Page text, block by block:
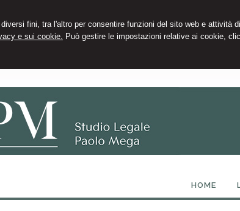
fini, tra l'altro per consentire funzioni del sito web e attività
e sui cookie. Può gestire le impostazioni relative ai cookie,
HOME